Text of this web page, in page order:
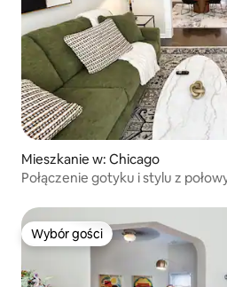
Mieszkanie w: Chicago
Połączenie gotyku i stylu z
Wybór gości
Wybór gości